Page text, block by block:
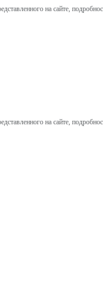
на сайте,
на сайте,